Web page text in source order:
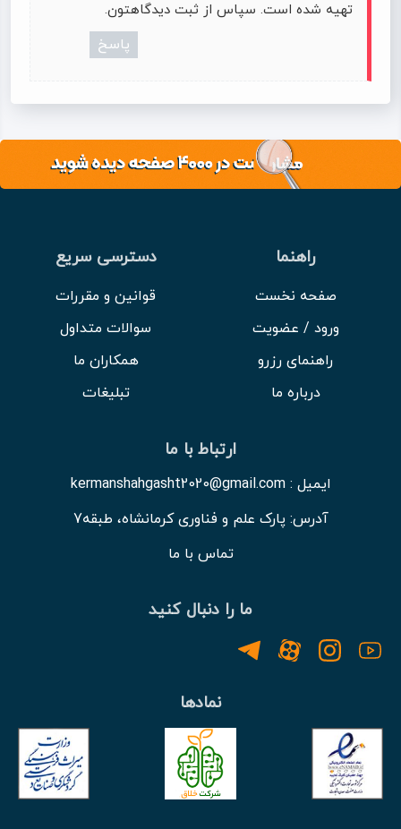
تهیه شده است. سپاس از ثبت دیدگاهتون.
پاسخ
راهنما
صفحه نخست
ورود / عضویت
راهنمای رزرو
درباره ما
دسترسی سریع
قوانین و مقررات
سوالات متداول
همکاران ما
تبلیغات
ارتباط با ما
ایمیل : kermanshahgasht2020@gmail.com
آدرس: پارک علم و فناوری کرمانشاه، طبقه7
تماس با ما
ما را دنبال کنید
نمادها